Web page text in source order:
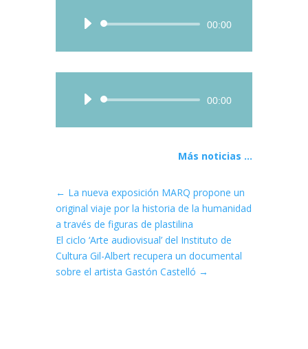
Audio
00:00
Audio
00:00
Más noticias ...
← La nueva exposición MARQ propone un
original viaje por la historia de la humanidad
a través de figuras de plastilina
El ciclo ‘Arte audiovisual’ del Instituto de
Cultura Gil-Albert recupera un documental
sobre el artista Gastón Castelló →